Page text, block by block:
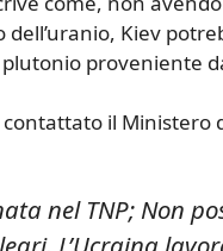
Kiev
proveniente
il Ministero
nel TNP; Non